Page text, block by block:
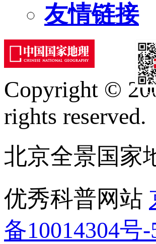
友情链接
Copyright ©
rights reserved.
北京全景国家
优秀科普网站
备10014304号-